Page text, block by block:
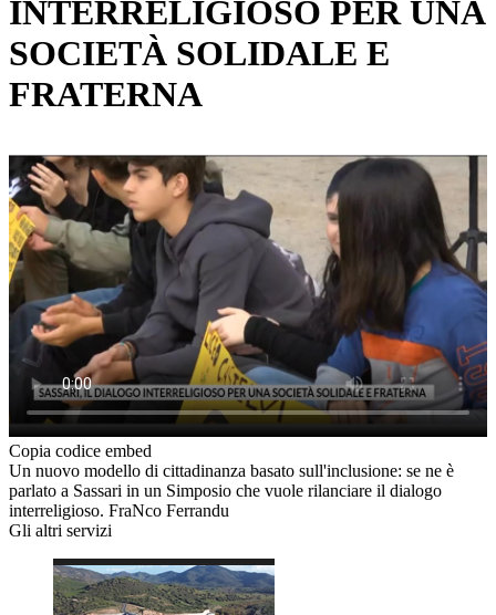
INTERRELIGIOSO PER UNA
SOCIETÀ SOLIDALE E
FRATERNA
Copia codice embed
Un nuovo modello di cittadinanza basato sull'inclusione: se ne è
parlato a Sassari in un Simposio che vuole rilanciare il dialogo
interreligioso. FraNco Ferrandu
Gli altri servizi